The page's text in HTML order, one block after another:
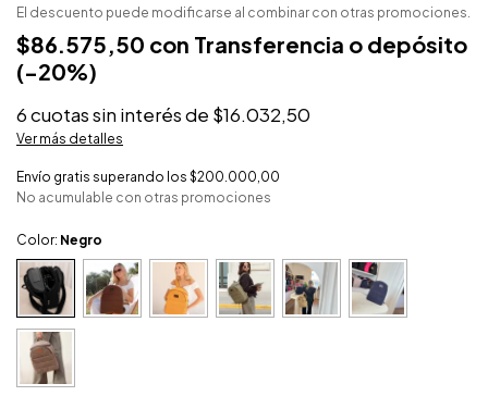
El descuento puede modificarse al combinar con otras promociones.
$86.575,50 con Transferencia o depósito
6cuotas sin interés de $16.032,50
Ver más detalles
Envío gratis superando los $200.000,00
No acumulable con otras promociones
Color: Negro